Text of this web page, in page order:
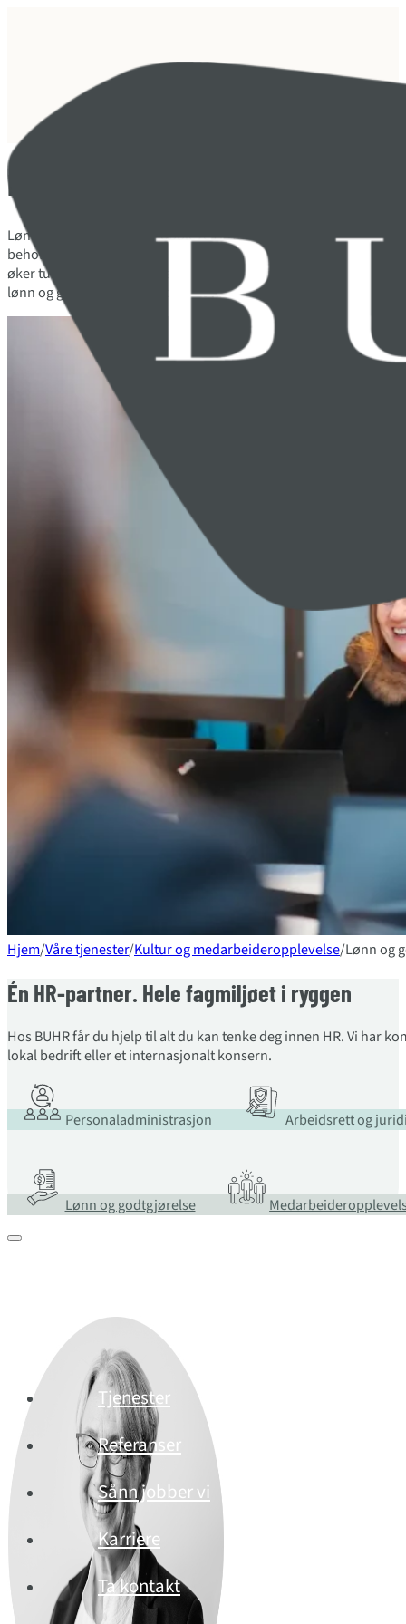
Tjenester
Referanser
Sånn jobber vi
Karriere
Ta kontakt
Hjem/Våre tjenester/Kultur og medarbeideropplevelse/Lønn og
Lønn og godtgjørelse
Lønn og betingelser som oppleves rettferdige og
beholde de menneskene og den kompetansen virksomheten
øker turnover og kan i verste fall eksponere virksomheten for
lønn og godtgjørelser er et aktivt virkemiddel for å bygge en
Én HR-partner. Hele fagmiljøet i ryggen
Hos BUHR får du hjelp til alt du kan tenke deg innen HR. Vi har
lokal bedrift eller et internasjonalt konsern.
Personaladministrasjon Arbeidsrett og
Lønn og godtgjørelse